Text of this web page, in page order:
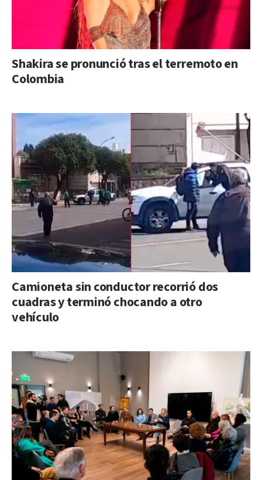
Shakira se pronunció tras el terremoto en
Colombia
Camioneta sin conductor recorrió dos
cuadras y terminó chocando a otro
vehículo